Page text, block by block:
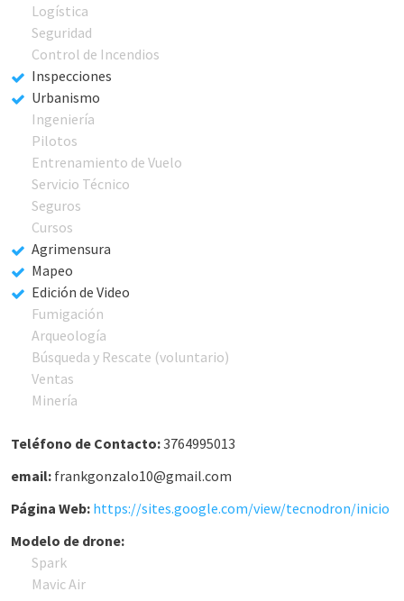
Logística
Seguridad
Control de Incendios
Inspecciones
Urbanismo
Ingeniería
Pilotos
Entrenamiento de Vuelo
Servicio Técnico
Seguros
Cursos
Agrimensura
Mapeo
Edición de Video
Fumigación
Arqueología
Búsqueda y Rescate (voluntario)
Ventas
Minería
Teléfono de Contacto:3764995013
email: frankgonzalo10@gmail.com
Página Web: https://sites.google.com/view/tecnodron/inicio
Modelo de drone:
Spark
Mavic Air